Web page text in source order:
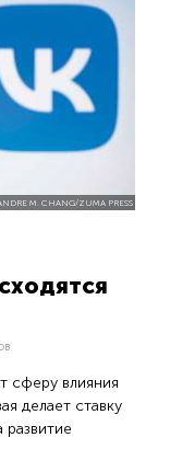
M. CHANG/ZUMA PRESS
сферу влияния
делает ставку